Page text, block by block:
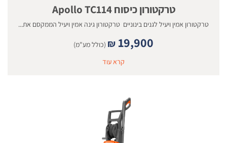
טרקטורון כיסוח Apollo TC114
טרקטורון אמין ויעיל לגנים בינוניים טרקטורון גינה אמין ויעיל הממקסם את...
₪ 19,900
(כולל מע"מ)
קרא עוד